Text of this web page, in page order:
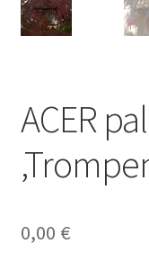
ACER
0,00 €